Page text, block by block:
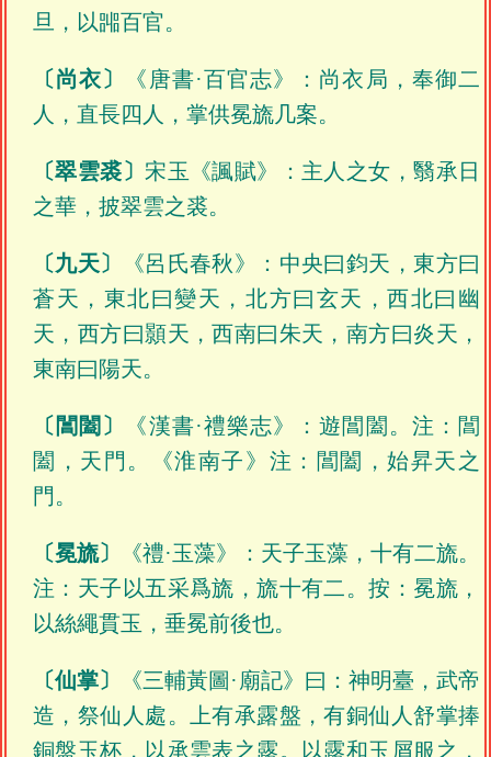
旦，以嘂百官。
〔尚衣〕
《唐書·百官志》：尚衣局，奉御二
人，直長四人，掌供冕旒几案。
〔翠雲裘〕 宋玉《諷賦》：主人之女，翳承日
之華，披翠雲之裘。
〔九天〕
《呂氏春秋》：中央曰鈞天，東方曰
蒼天，東北曰變天，北方曰玄天，西北曰幽
天，西方曰顥天，西南曰朱天，南方曰炎天，
東南曰陽天。
〔閶闔〕
《漢書·禮樂志》：遊閶闔。注：閶
闔，天門。《淮南子》注：閶闔，始昇天之
門。
〔冕旒〕
《禮·玉藻》：天子玉藻，十有二旒。
注：天子以五采爲旒，旒十有二。按：冕旒，
以絲繩貫玉，垂冕前後也。
〔仙掌〕
《三輔黃圖·廟記》曰：神明臺，武帝
造，祭仙人處。上有承露盤，有銅仙人舒掌捧
銅盤玉杯，以承雲表之露。以露和玉屑服之，